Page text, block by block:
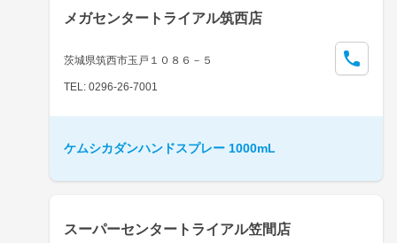
メガセンタートライアル筑西店
茨城県筑西市玉戸１０８６－５
TEL: 0296-26-7001
ケムシカダンハンドスプレー 1000mL
スーパーセンタートライアル笠間店